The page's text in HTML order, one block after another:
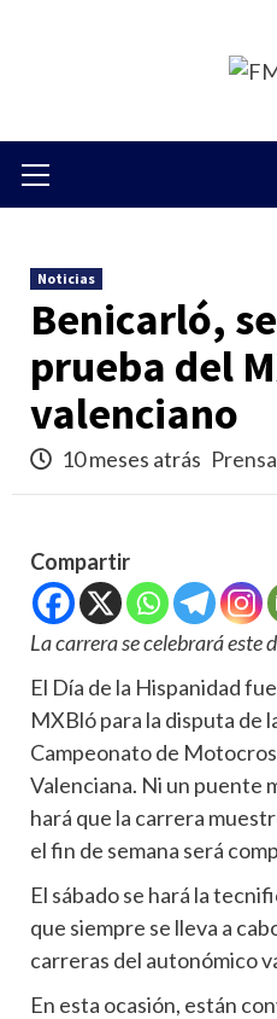
primario
Noticias
Benicarló,
prueba del
valenciano
10 meses atrás Prensa
Compartir
La carrera se celebrará este
El Día de la Hispanidad
MXBló para la disputa de
Campeonato de
Valenciana. Ni un puente
hará que la carrera
el fin de semana será
El sábado se hará la
que siempre se lleva a
carreras del autonómico
En esta ocasión, están